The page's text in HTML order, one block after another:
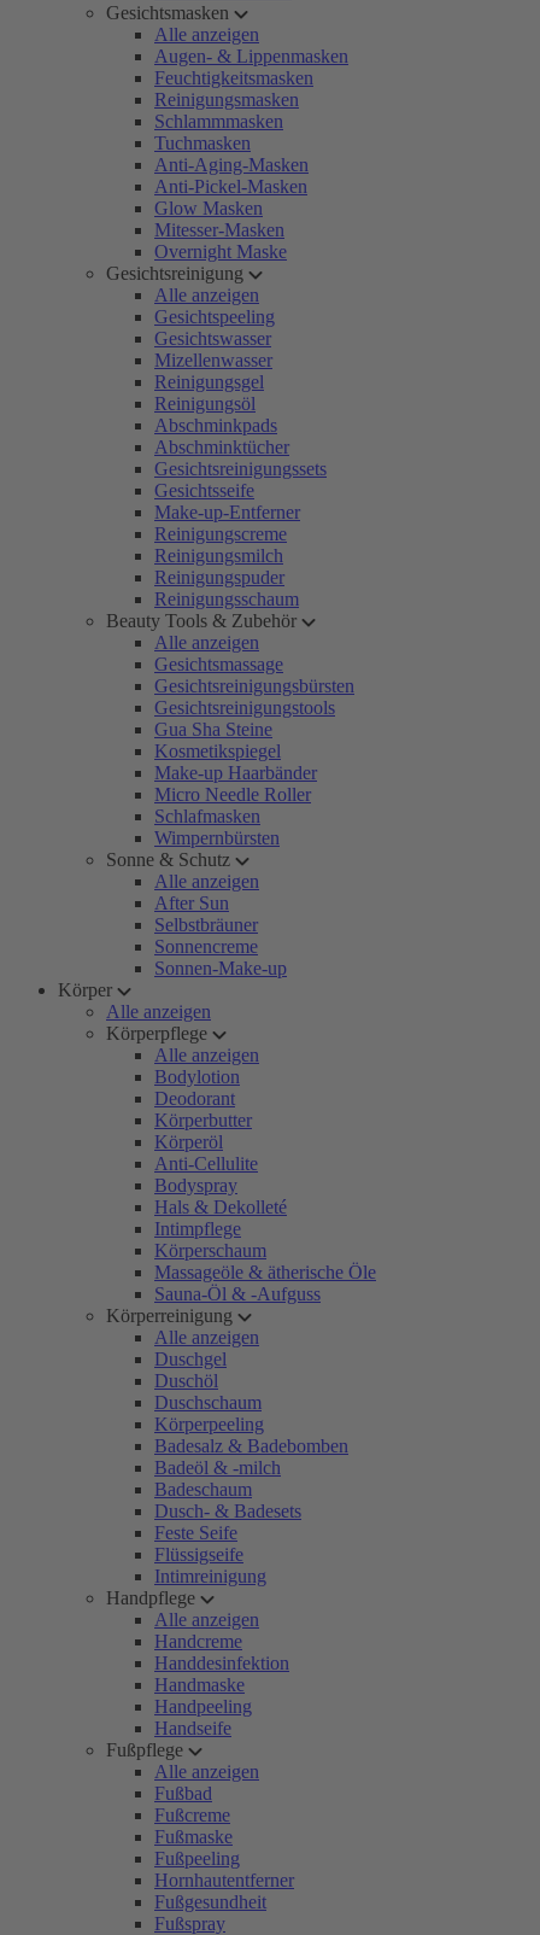
Gesichtsmasken
Alle anzeigen
Augen- & Lippenmasken
Feuchtigkeitsmasken
Reinigungsmasken
Schlammmasken
Tuchmasken
Anti-Aging-Masken
Anti-Pickel-Masken
Glow Masken
Mitesser-Masken
Overnight Maske
Gesichtsreinigung
Alle anzeigen
Gesichtspeeling
Gesichtswasser
Mizellenwasser
Reinigungsgel
Reinigungsöl
Abschminkpads
Abschminktücher
Gesichtsreinigungssets
Gesichtsseife
Make-up-Entferner
Reinigungscreme
Reinigungsmilch
Reinigungspuder
Reinigungsschaum
Beauty Tools & Zubehör
Alle anzeigen
Gesichtsmassage
Gesichtsreinigungsbürsten
Gesichtsreinigungstools
Gua Sha Steine
Kosmetikspiegel
Make-up Haarbänder
Micro Needle Roller
Schlafmasken
Wimpernbürsten
Sonne & Schutz
Alle anzeigen
After Sun
Selbstbräuner
Sonnencreme
Sonnen-Make-up
Körper
Alle anzeigen
Körperpflege
Alle anzeigen
Bodylotion
Deodorant
Körperbutter
Körperöl
Anti-Cellulite
Bodyspray
Hals & Dekolleté
Intimpflege
Körperschaum
Massageöle & ätherische Öle
Sauna-Öl & -Aufguss
Körperreinigung
Alle anzeigen
Duschgel
Duschöl
Duschschaum
Körperpeeling
Badesalz & Badebomben
Badeöl & -milch
Badeschaum
Dusch- & Badesets
Feste Seife
Flüssigseife
Intimreinigung
Handpflege
Alle anzeigen
Handcreme
Handdesinfektion
Handmaske
Handpeeling
Handseife
Fußpflege
Alle anzeigen
Fußbad
Fußcreme
Fußmaske
Fußpeeling
Hornhautentferner
Fußgesundheit
Fußspray